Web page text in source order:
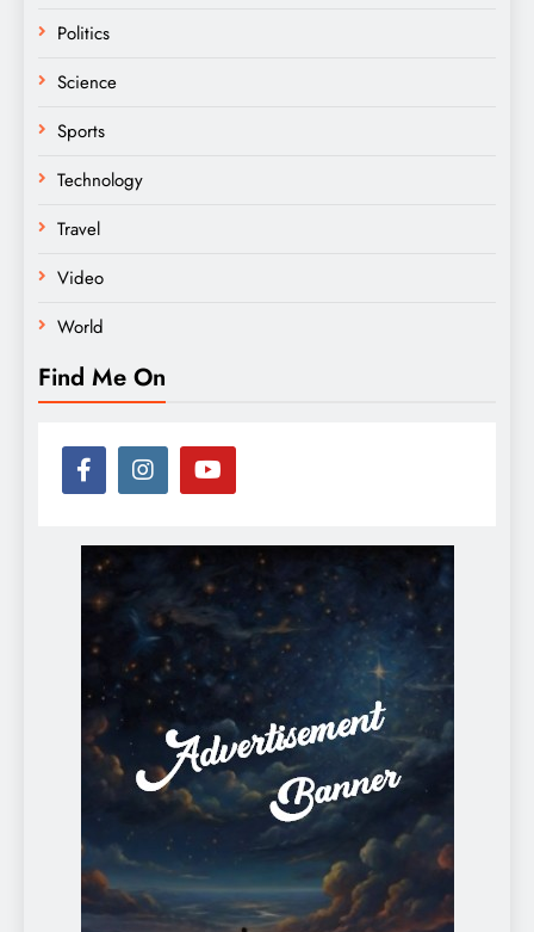
Politics
Science
Sports
Technology
Travel
Video
World
Find Me On